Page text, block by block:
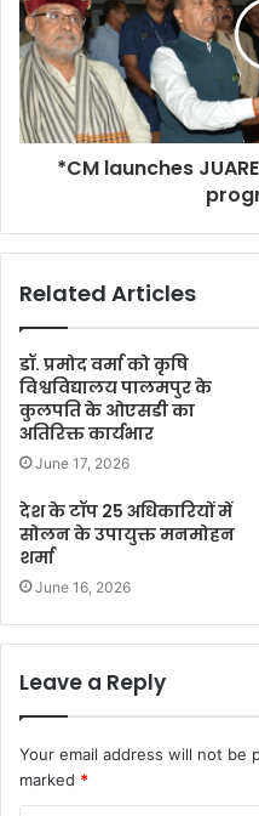
*CM launches
Related Articles
डॉ. प्रमोद वर्मा को कृषि
विश्वविद्यालय पालमपुर के
कुलपति के ओएसडी का
अतिरिक्त कार्यभार
June 17, 2026
देश के टॉप 25 अधिकारियों में
सोलन के उपायुक्त मनमोहन
शर्मा
June 16, 2026
Leave a Reply
Your email address will not be
marked *